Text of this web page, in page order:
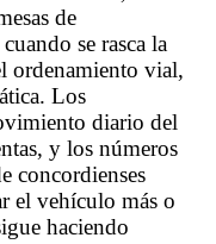
de
se rasca la
ordenamiento vial,
Los
diario del
y los números
concordienses
el vehículo más o
haciendo